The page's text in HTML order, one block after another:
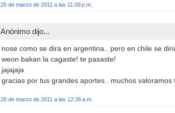
25 de marzo de 2011 a las 11:09 p.m.
Anónimo dijo...
nose como se dira en argentina.. pero en chile se
weon bakan la cagaste! te pasaste!
jajajaja
gracias por tus grandes aportes.. muchos valoramos
26 de marzo de 2011 a las 12:36 a.m.